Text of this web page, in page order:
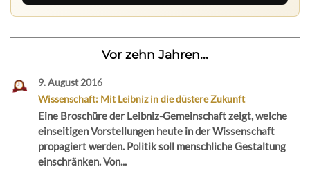
Vor zehn Jahren...
9. August 2016
Wissenschaft: Mit Leibniz in die düstere Zukunft
Eine Broschüre der Leibniz-Gemeinschaft zeigt, welche
einseitigen Vorstellungen heute in der Wissenschaft
propagiert werden. Politik soll menschliche Gestaltung
einschränken. Von...